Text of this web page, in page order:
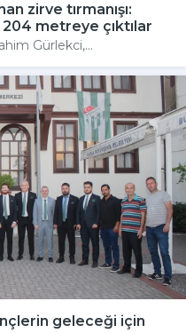
zirve tırmanışı:
metreye çıktılar
Gürlekci,...
geleceği için